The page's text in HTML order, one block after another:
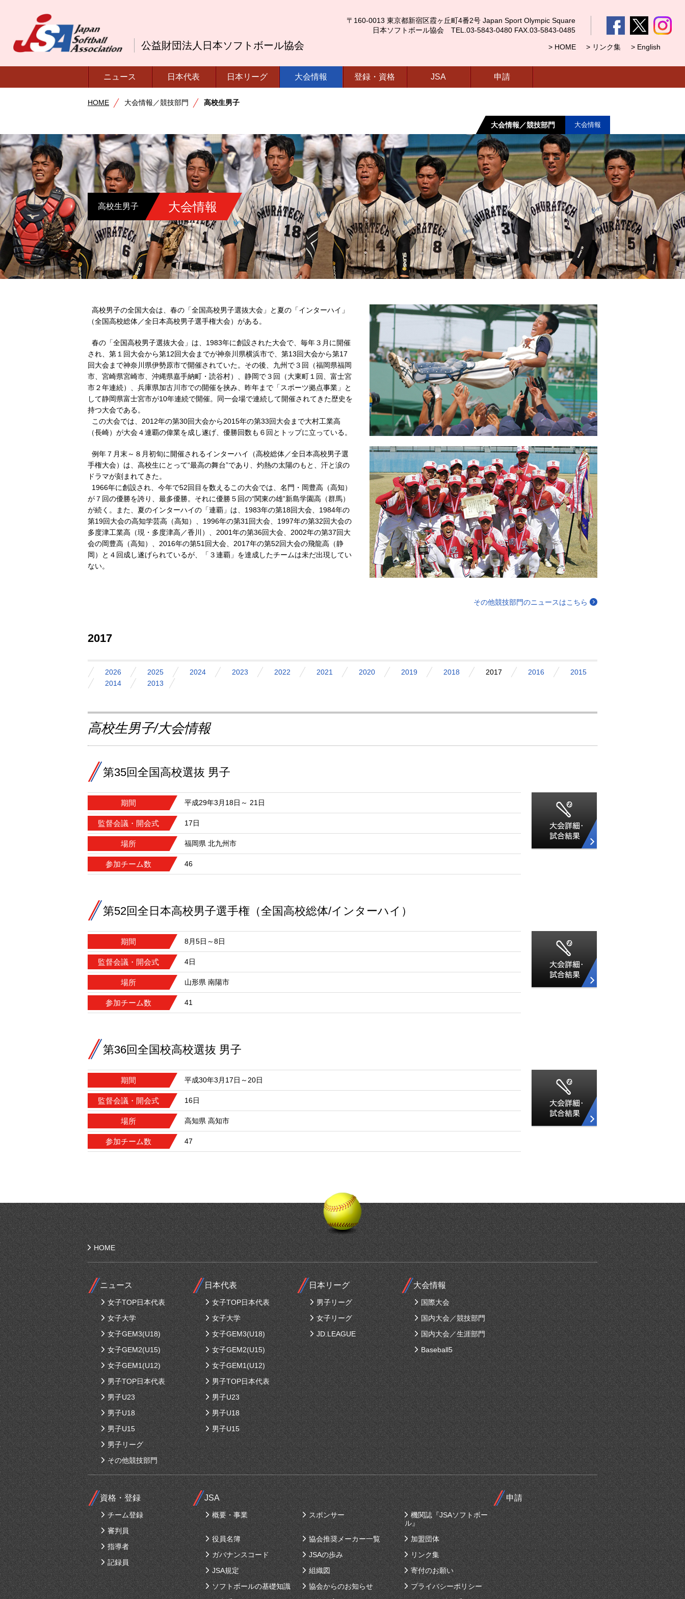
公益財団法人日本ソフトボール協会
〒160-0013 東京都新宿区霞ヶ丘町4番2号 Japan Sport Olympic Square
日本ソフトボール協会 TEL.03-5843-0480 FAX.03-5843-0485
> HOME > リンク集 > English
ニュース 日本代表 日本リーグ 大会情報 登録・資格 JSA 申請
HOME 大会情報／競技部門 高校生男子
大会情報／競技部門 大会情報
高校生男子 大会情報
高校男子の全国大会は、春の「全国高校男子選抜大会」と夏の「インターハイ」
（全国高校総体／全日本高校男子選手権大会）がある。
春の「全国高校男子選抜大会」は、1983年に創設された大会で、毎年３月に開催
され、第１回大会から第12回大会までが神奈川県横浜市で、第13回大会から第17
回大会まで神奈川県伊勢原市で開催されていた。その後、九州で３回（福岡県福岡
市、宮崎県宮崎市、沖縄県嘉手納町・読谷村）、静岡で３回（大東町１回、富士宮
市２年連続）、兵庫県加古川市での開催を挟み、昨年まで「スポーツ拠点事業」と
して静岡県富士宮市が10年連続で開催。同一会場で連続して開催されてきた歴史を
持つ大会である。
この大会では、2012年の第30回大会から2015年の第33回大会まで大村工業高
（長崎）が大会４連覇の偉業を成し遂げ、優勝回数も６回とトップに立っている。
例年７月末～８月初旬に開催されるインターハイ（高校総体／全日本高校男子選
手権大会）は、高校生にとって“最高の舞台”であり、灼熱の太陽のもと、汗と涙の
ドラマが刻まれてきた。
1966年に創設され、今年で52回目を数えるこの大会では、名門・岡豊高（高知）
が７回の優勝を誇り、最多優勝。それに優勝５回の“関東の雄”新島学園高（群馬）
が続く。また、夏のインターハイの「連覇」は、1983年の第18回大会、1984年の
第19回大会の高知学芸高（高知）、1996年の第31回大会、1997年の第32回大会の
多度津工業高（現・多度津高／香川）、2001年の第36回大会、2002年の第37回大
会の岡豊高（高知）、2016年の第51回大会、2017年の第52回大会の飛龍高（静
岡）と４回成し遂げられているが、「３連覇」を達成したチームは未だ出現してい
ない。
その他競技部門のニュースはこちら
2017
2026 2025 2024 2023 2022 2021 2020 2019 2018 2017 2016
2015
2014
2013
高校生男子/大会情報
第35回全国高校選抜 男子
期間 平成29年3月18日～ 21日
監督会議・開会式 17日
場所 福岡県 北九州市
参加チーム数 46
第52回全日本高校男子選手権（全国高校総体/インターハイ）
期間 8月5日～8日
監督会議・開会式 4日
場所 山形県 南陽市
参加チーム数 41
第36回全国校高校選抜 男子
期間 平成30年3月17日～20日
監督会議・開会式 16日
場所 高知県 高知市
参加チーム数 47
HOME
ニュース
女子TOP日本代表
女子大学
女子GEM3(U18)
女子GEM2(U15)
女子GEM1(U12)
男子TOP日本代表
男子U23
男子U18
男子U15
男子リーグ
その他競技部門
日本代表
女子TOP日本代表
女子大学
女子GEM3(U18)
女子GEM2(U15)
女子GEM1(U12)
男子TOP日本代表
男子U23
男子U18
男子U15
日本リーグ
男子リーグ
女子リーグ
JD.LEAGUE
大会情報
国際大会
国内大会／競技部門
国内大会／生涯部門
Baseball5
資格・登録
チーム登録
審判員
指導者
記録員
JSA
概要・事業 スポンサー
機関誌『JSAソフトボー
ル』
役員名簿
協会推奨メーカー一覧
加盟団体
ガバナンスコード
JSAの歩み
リンク集
JSA規定
組織図
寄付のお願い
ソフトボールの基礎知識
協会からのお知らせ
プライバシーポリシー
申請